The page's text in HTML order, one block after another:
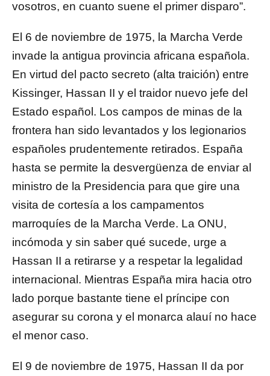
vosotros, en cuanto suene el primer disparo”.
El 6 de noviembre de 1975, la Marcha Verde
invade la antigua provincia africana española.
En virtud del pacto secreto (alta traición) entre
Kissinger, Hassan II y el traidor nuevo jefe del
Estado español. Los campos de minas de la
frontera han sido levantados y los legionarios
españoles prudentemente retirados. España
hasta se permite la desvergüenza de enviar al
ministro de la Presidencia para que gire una
visita de cortesía a los campamentos
marroquíes de la Marcha Verde. La ONU,
incómoda y sin saber qué sucede, urge a
Hassan II a retirarse y a respetar la legalidad
internacional. Mientras España mira hacia otro
lado porque bastante tiene el príncipe con
asegurar su corona y el monarca alauí no hace
el menor caso.
El 9 de noviembre de 1975, Hassan II da por